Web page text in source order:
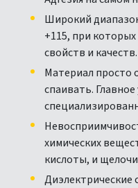
Широкий
+115, при
свойств и качеств.
Материал просто
спаивать.
химических
кислоты, и
Диэлектрические